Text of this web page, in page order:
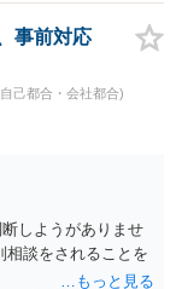
事前対応
己都合・会社都合)
しようがありませ
相談をされることを